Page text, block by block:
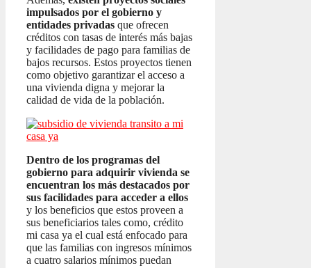
impulsados por el gobierno y
entidades privadas que ofrecen
créditos con tasas de interés más bajas
y facilidades de pago para familias de
bajos recursos. Estos proyectos tienen
como objetivo garantizar el acceso a
una vivienda digna y mejorar la
calidad de vida de la población.
Dentro de los programas del
gobierno para adquirir vivienda se
encuentran los más destacados por
sus facilidades para acceder a ellos
y los beneficios que estos proveen a
sus beneficiarios tales como, crédito
mi casa ya el cual está enfocado para
que las familias con ingresos mínimos
a cuatro salarios mínimos puedan